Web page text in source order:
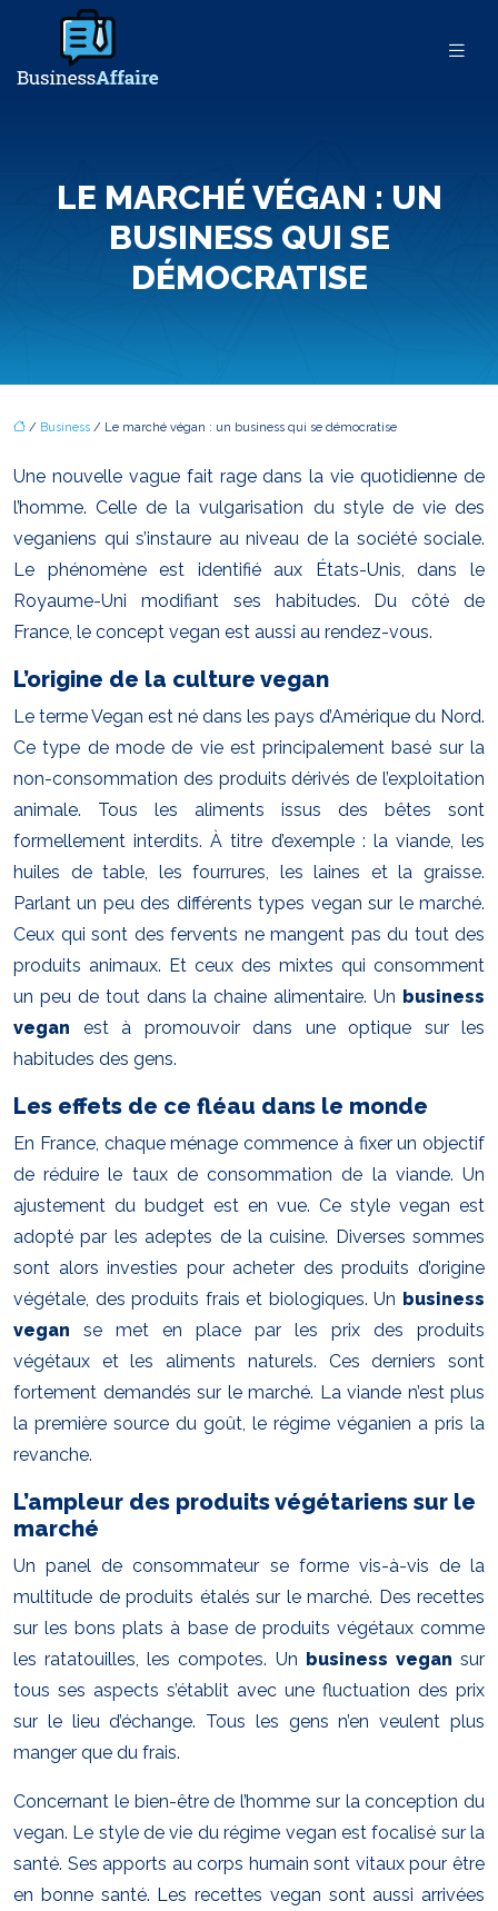
LE MARCHÉ VÉGAN : UN
BUSINESS QUI SE
DÉMOCRATISE
/ Business / Le marché végan : un business qui se démocratise
Une nouvelle vague fait rage dans la vie quotidienne de
l’homme. Celle de la vulgarisation du style de vie des
veganiens qui s’instaure au niveau de la société sociale.
Le phénomène est identifié aux États-Unis, dans le
Royaume-Uni modifiant ses habitudes. Du côté de
France, le concept vegan est aussi au rendez-vous.
L’origine de la culture vegan
Le terme Vegan est né dans les pays d’Amérique du Nord.
Ce type de mode de vie est principalement basé sur la
non-consommation des produits dérivés de l’exploitation
animale. Tous les aliments issus des bêtes sont
formellement interdits. À titre d’exemple : la viande, les
huiles de table, les fourrures, les laines et la graisse.
Parlant un peu des différents types vegan sur le marché.
Ceux qui sont des fervents ne mangent pas du tout des
produits animaux. Et ceux des mixtes qui consomment
un peu de tout dans la chaine alimentaire. Un business
vegan est à promouvoir dans une optique sur les
habitudes des gens.
Les effets de ce fléau dans le monde
En France, chaque ménage commence à fixer un objectif
de réduire le taux de consommation de la viande. Un
ajustement du budget est en vue. Ce style vegan est
adopté par les adeptes de la cuisine. Diverses sommes
sont alors investies pour acheter des produits d’origine
végétale, des produits frais et biologiques. Un business
vegan se met en place par les prix des produits
végétaux et les aliments naturels. Ces derniers sont
fortement demandés sur le marché. La viande n’est plus
la première source du goût, le régime véganien a pris la
revanche.
L’ampleur des produits végétariens sur le
marché
Un panel de consommateur se forme vis-à-vis de la
multitude de produits étalés sur le marché. Des recettes
sur les bons plats à base de produits végétaux comme
les ratatouilles, les compotes. Un business vegansur
tous ses aspects s’établit avec une fluctuation des prix
sur le lieu d’échange. Tous les gens n’en veulent plus
manger que du frais.
Concernant le bien-être de l’homme sur la conception du
vegan. Le style de vie du régime vegan est focalisé sur la
santé. Ses apports au corps humain sont vitaux pour être
en bonne santé. Les recettes vegan sont aussi arrivées